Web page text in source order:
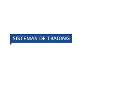
SISTEMAS DE TRADING